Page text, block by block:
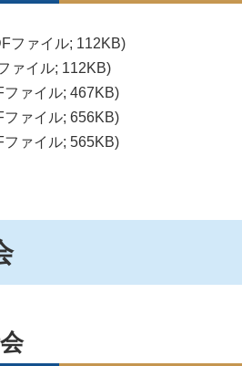
ファイル; 112KB)
ァイル; 112KB)
ファイル; 467KB)
ファイル; 656KB)
ファイル; 565KB)